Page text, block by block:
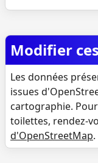
Modifier
Les données
issues
cartographie.
toilettes, rendez-
d'OpenStreetMap.